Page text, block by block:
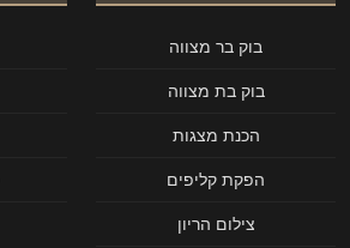
בוק בר מצווה
בוק בת מצווה
הכנת מצגות
הפקת קליפים
צילום הריון